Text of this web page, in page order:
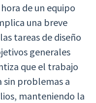
de un equipo
una breve
tareas de diseño
generales
que el trabajo
problemas a
manteniendo la